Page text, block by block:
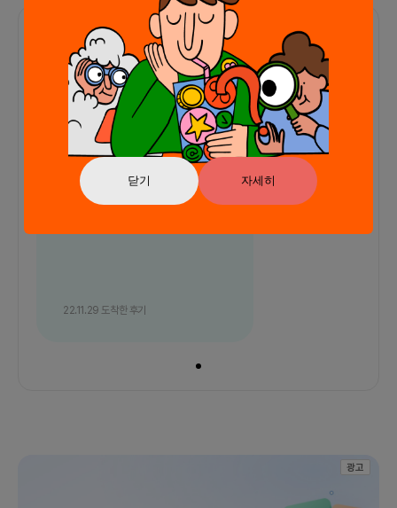
닫기 자세히
함께한 사람들이 남긴 말
커피챗 1 프로젝트 0 프로챗 0
좋아용 ㅎㅂㅎ
22.11.29 도착한 후기
광고